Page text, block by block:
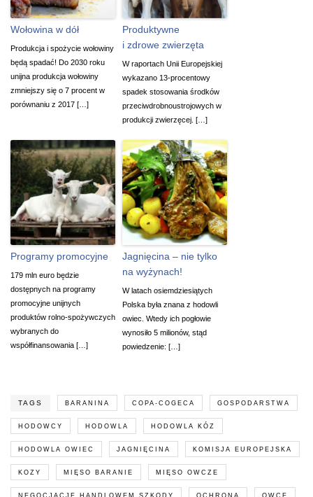
Wołowina w dół
Produkcja i spożycie wołowiny
będą spadać! Do 2030 roku
unijna produkcja wołowiny
zmniejszy się o 7 procent w
porównaniu z 2017 […]
Produktywne
i zdrowe zwierzęta
W raportach Unii Europejskiej
wykazano 13-procentowy
spadek stosowania środków
przeciwdrobnoustrojowych w
produkcji zwierzęcej. […]
Programy promocyjne
179 mln euro będzie
dostępnych na programy
promocyjne unijnych
produktów rolno-spożywczych
wybranych do
współfinansowania […]
Jagnięcina – nie tylko
na wyżynach!
W latach osiemdziesiątych
Polska była znana z hodowli
owiec. Wtedy ich pogłowie
wynosiło 5 milionów, stąd
powiedzenie: […]
TAGS BARANINA COPA-COGECA GOSPODARSTWA
HODOWCY HODOWLA HODOWLA KÓZ
HODOWLA OWIEC JAGNIĘCINA KOMISJA EUROPEJSKA
KOZY MIĘSO BARANIE MIĘSO OWCZE
NEGOCJACJE HANDLOWEM SZKODY OCHRONA OWCE